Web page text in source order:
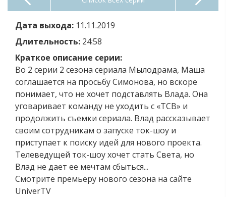
Дата выхода: 11.11.2019
Длительность: 24:58
Краткое описание серии:
Во 2 серии 2 сезона сериала Мылодрама, Маша
соглашается на просьбу Симонова, но вскоре
понимает, что не хочет подставлять Влада. Она
уговаривает команду не уходить с «ТСВ» и
продолжить съемки сериала. Влад рассказывает
своим сотрудникам о запуске ток-шоу и
приступает к поиску идей для нового проекта.
Телеведущей ток-шоу хочет стать Света, но
Влад не дает ее мечтам сбыться...
Смотрите премьеру нового сезона на сайте
UniverTV